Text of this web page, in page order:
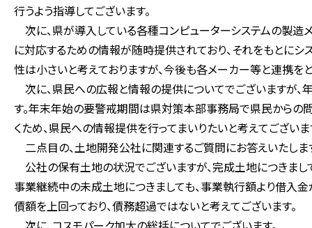
行うよう指導してございます。
次に、県が導入している各種コンピューターシステムの製
に対応するための情報が随時提供されており、それをもとに
性は小さいと考えておりますが、今後も各メーカー等と連携を
次に、県民への広報と情報の提供についてでございますが、
す。年末年始の要警戒期間は県対策本部事務局で県民からの
くため、県民への情報提供を行ってまいりたいと考えてございま
二点目の、土地開発公社に関連するご質問にお答えいたしま
公社の保有土地の状況でございますが、完成土地につきまし
事業継続中の未成土地につきましても、事業執行額より借入
債額を上回っており、債務超過ではないと考えてございます。